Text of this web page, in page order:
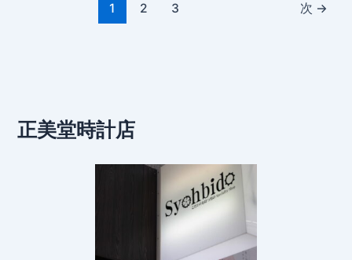
1 2 3 次 →
正美堂時計店